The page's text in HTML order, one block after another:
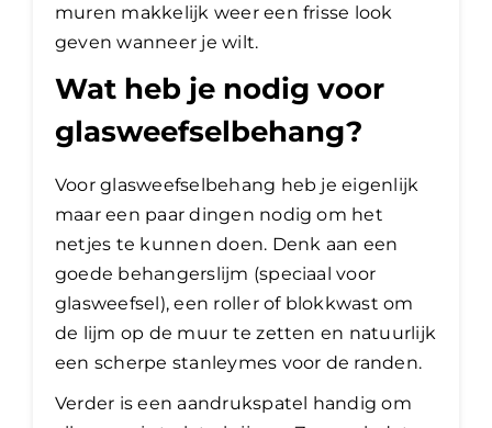
muren makkelijk weer een frisse look
geven wanneer je wilt.
Wat heb je nodig voor
glasweefselbehang?
Voor glasweefselbehang heb je eigenlijk
maar een paar dingen nodig om het
netjes te kunnen doen. Denk aan een
goede behangerslijm (speciaal voor
glasweefsel), een roller of blokkwast om
de lijm op de muur te zetten en natuurlijk
een scherpe stanleymes voor de randen.
Verder is een aandrukspatel handig om